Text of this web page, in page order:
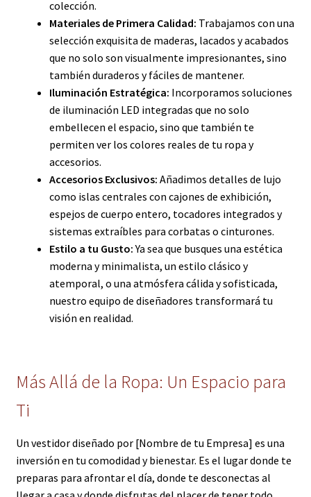
colección.
Materiales de Primera Calidad: Trabajamos con una
selección exquisita de maderas, lacados y acabados
que no solo son visualmente impresionantes, sino
también duraderos y fáciles de mantener.
Iluminación Estratégica: Incorporamos soluciones
de iluminación LED integradas que no solo
embellecen el espacio, sino que también te
permiten ver los colores reales de tu ropa y
accesorios.
Accesorios Exclusivos: Añadimos detalles de lujo
como islas centrales con cajones de exhibición,
espejos de cuerpo entero, tocadores integrados y
sistemas extraíbles para corbatas o cinturones.
Estilo a tu Gusto:Ya sea que busques una estética
moderna y minimalista, un estilo clásico y
atemporal, o una atmósfera cálida y sofisticada,
nuestro equipo de diseñadores transformará tu
visión en realidad.
Más Allá de la Ropa: Un Espacio para
Ti
Un vestidor diseñado por [Nombre de tu Empresa] es una
inversión en tu comodidad y bienestar. Es el lugar donde te
preparas para afrontar el día, donde te desconectas al